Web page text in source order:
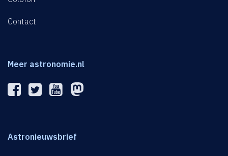
Contact
Meer astronomie.nl
Astronieuwsbrief